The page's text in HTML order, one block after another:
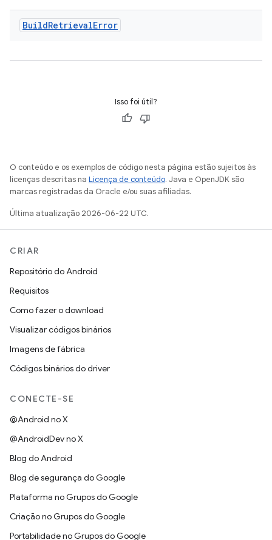
BuildRetrievalError
Isso foi útil?
O conteúdo e os exemplos de código nesta página estão sujeitos às
licenças descritas na Licença de conteúdo. Java e OpenJDK são
marcas registradas da Oracle e/ou suas afiliadas.
Última atualização 2026-06-22 UTC.
CRIAR
Repositório do Android
Requisitos
Como fazer o download
Visualizar códigos binários
Imagens de fábrica
Códigos binários do driver
CONECTE-SE
@Android no X
@AndroidDev no X
Blog do Android
Blog de segurança do Google
Plataforma no Grupos do Google
Criação no Grupos do Google
Portabilidade no Grupos do Google